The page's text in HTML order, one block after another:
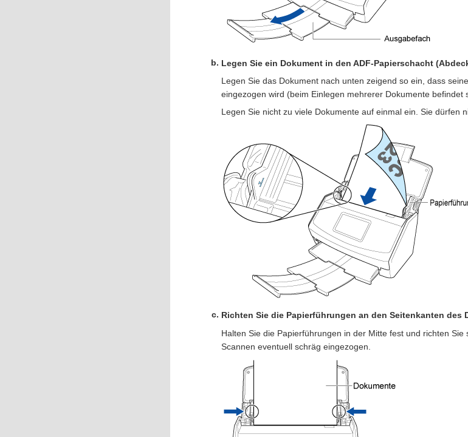
Legen Sie ein Dokument in den ADF-Papierschacht
Legen Sie das Dokument nach unten zeigend so ein, dass
eingezogen wird (beim Einlegen mehrerer Dokumente befindet
Legen Sie nicht zu viele Dokumente auf einmal ein. Sie dürfen
Richten Sie die Papierführungen an den Seitenkanten des
Halten Sie die Papierführungen in der Mitte fest und richten
Scannen eventuell schräg eingezogen.